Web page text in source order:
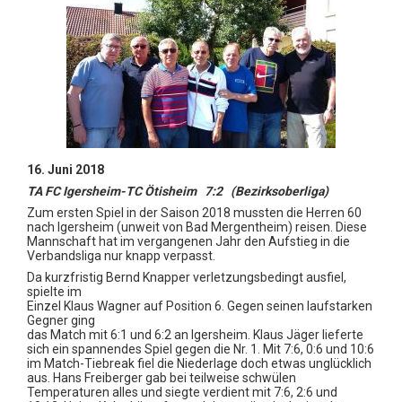
16. Juni 2018
TA FC Igersheim-TC Ötisheim 7:2 (Bezirksoberliga)
Zum ersten Spiel in der Saison 2018 mussten die Herren 60
nach Igersheim (unweit von Bad Mergentheim) reisen. Diese
Mannschaft hat im vergangenen Jahr den Aufstieg in die
Verbandsliga nur knapp verpasst.
Da kurzfristig Bernd Knapper verletzungsbedingt ausfiel,
spielte im
Einzel Klaus Wagner auf Position 6. Gegen seinen laufstarken
Gegner ging
das Match mit 6:1 und 6:2 an Igersheim. Klaus Jäger lieferte
sich ein spannendes Spiel gegen die Nr. 1. Mit 7:6, 0:6 und 10:6
im Match-Tiebreak fiel die Niederlage doch etwas unglücklich
aus. Hans Freiberger gab bei teilweise schwülen
Temperaturen alles und siegte verdient mit 7:6, 2:6 und